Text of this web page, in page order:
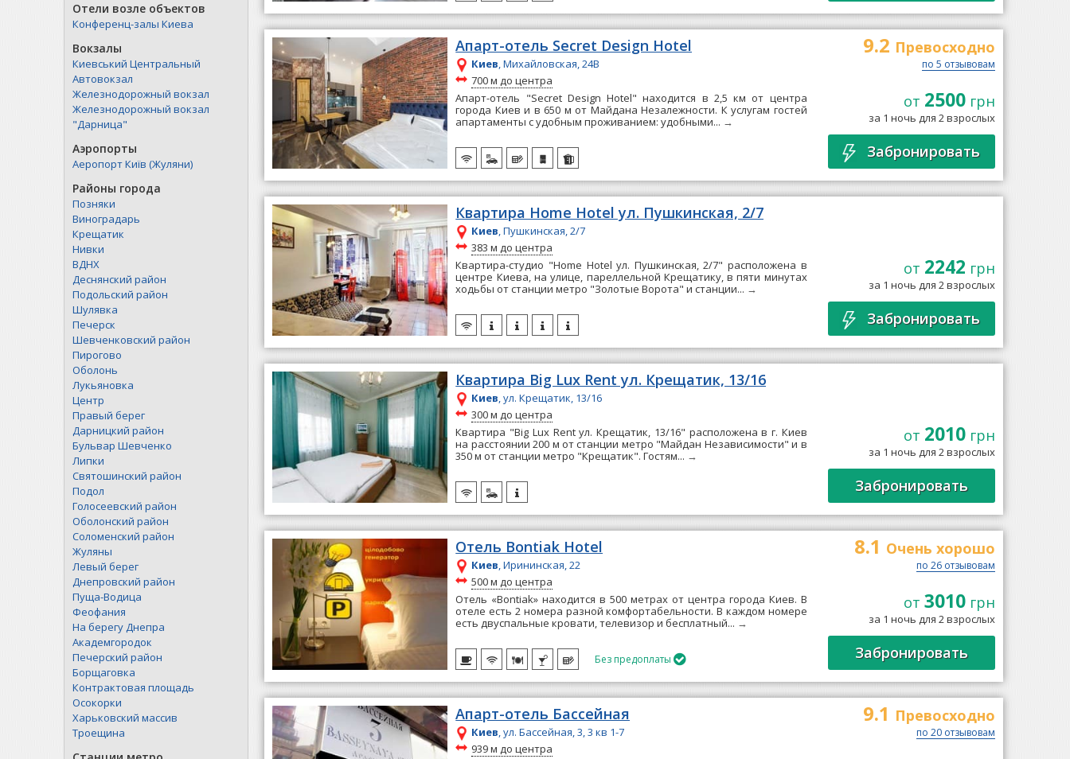
Отели возле объектов
Конференц-залы Киева
Вокзалы
Киевський Центральный
Автовокзал
Железнодорожный вокзал
Железнодорожный вокзал
"Дарница"
Аэропорты
Аеропорт Київ (Жуляни)
Районы города
Позняки
Виноградарь
Крещатик
Нивки
ВДНХ
Деснянский район
Подольский район
Шулявка
Печерск
Шевченковский район
Пирогово
Оболонь
Лукьяновка
Центр
Правый берег
Дарницкий район
Бульвар Шевченко
Липки
Святошинский район
Подол
Голосеевский район
Оболонский район
Соломенский район
Жуляны
Левый берег
Днепровский район
Пуща-Водица
Феофания
На берегу Днепра
Академгородок
Печерский район
Борщаговка
Контрактовая площадь
Осокорки
Харьковский массив
Троещина
Апарт-отель Secret Design Hotel
Киев, Михайловская, 24В
~
700 м до центра
Апарт-отель "Secret Design Hotel" находится в 2,5 км от центра
города Киев и в 650 м от Майдана Незалежности. К услугам гостей
апартаменты с удобным проживанием: удобными... →
9.2 Превосходно
по 5 отзывовам
от 2500грн
за 1 ночь для 2 взрослых
Забронировать
Квартира Home Hotel ул. Пушкинская, 2/7
Киев, Пушкинская, 2/7
~
383 м до центра
Квартира-студио "Home Hotel ул. Пушкинская, 2/7" расположена в
центре Киева, на улице, пареллельной Крещатику, в пяти минутах
ходьбы от станции метро "Золотые Ворота" и станции... →
от 2242 грн
за 1 ночь для 2 взрослых
Забронировать
Квартира Big Lux Rent ул. Крещатик, 13/16
Киев, ул. Крещатик, 13/16
~
300 м до центра
Квартира "Big Lux Rent ул. Крещатик, 13/16" расположена в г. Киев
на расстоянии 200 м от станции метро "Майдан Независимости" и в
350 м от станции метро "Крещатик". Гостям... →
от 2010грн
за 1 ночь для 2 взрослых
Забронировать
Отель Bontiak Hotel
Киев, Ирининская, 22
~
500 м до центра
Отель «Bontiak» находится в 500 метрах от центра города Киев. В
отеле есть 2 номера разной комфортабельности. В каждом номере
есть двуспальные кровати, телевизор и бесплатный... →
Без предоплаты
8.1 Очень xорошо
по 26 отзывовам
от 3010грн
за 1 ночь для 2 взрослых
Забронировать
Апарт-отель Бассейная
Киев, ул. Бассейная, 3, 3 кв 1-7
~
939 м до центра
9.1 Превосходно
по 20 отзывовам